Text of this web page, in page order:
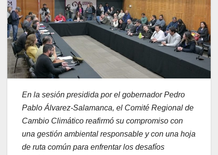
En la sesión presidida por el gobernador Pedro
Pablo Álvarez-Salamanca, el Comité Regional de
Cambio Climático reafirmó su compromiso con
una gestión ambiental responsable y con una hoja
de ruta común para enfrentar los desafíos